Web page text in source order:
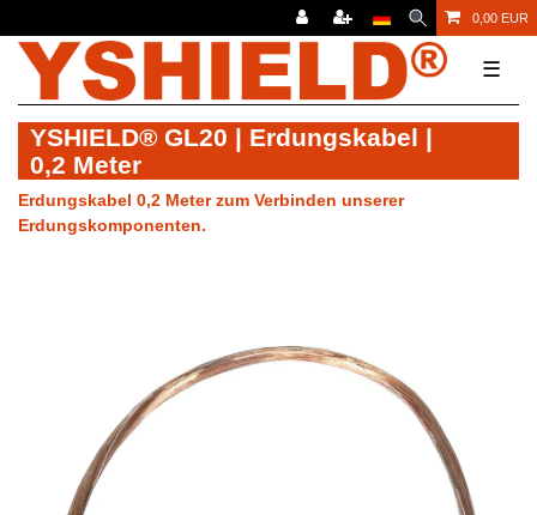
0,00 EUR
☰
YSHIELD® GL20 | Erdungskabel |
0,2 Meter
Erdungskabel 0,2 Meter zum Verbinden unserer
Erdungskomponenten.